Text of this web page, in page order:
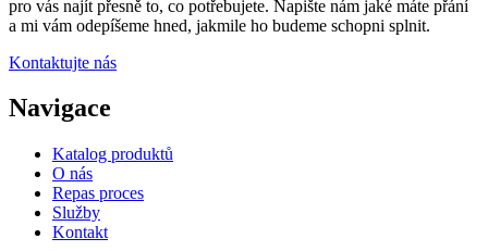
pro vás najít přesně to, co potřebujete. Napište nám jaké máte přání
a mi vám odepíšeme hned, jakmile ho budeme schopni splnit.
Kontaktujte nás
Navigace
Katalog produktů
O nás
Repas proces
Služby
Kontakt